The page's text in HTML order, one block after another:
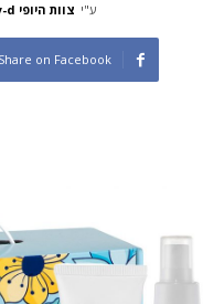
ע"י צוות היופי beauty-d
Share on Facebook